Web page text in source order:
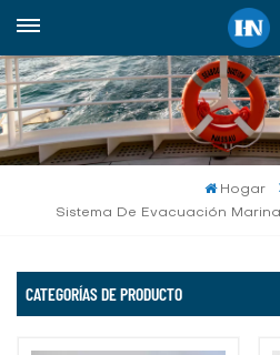
English
русский
español
العربية
Hogar
Sistema De Evacuación
CATEGORÍAS DE PRODUCTO